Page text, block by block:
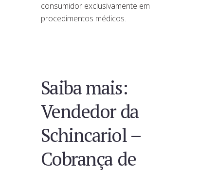
consumidor exclusivamente em
procedimentos médicos.
Saiba mais:
Vendedor da
Schincariol –
Cobrança de